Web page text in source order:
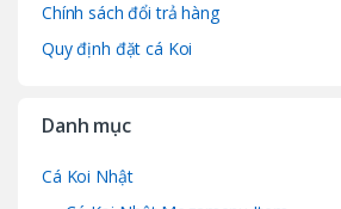
Chính sách đổi trả hàng
Quy định đặt cá Koi
Danh mục
Cá Koi Nhật